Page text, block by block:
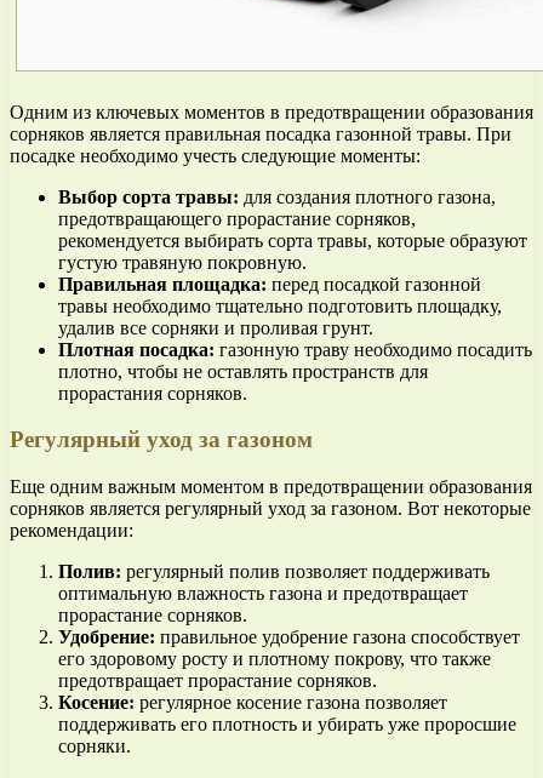
Одним из ключевых моментов в предотвращении образования
сорняков является правильная посадка газонной травы. При
посадке необходимо учесть следующие моменты:
Выбор сорта травы: для создания плотного газона,
предотвращающего прорастание сорняков,
рекомендуется выбирать сорта травы, которые образуют
густую травяную покровную.
Правильная площадка: перед посадкой газонной
травы необходимо тщательно подготовить площадку,
удалив все сорняки и проливая грунт.
Плотная посадка: газонную траву необходимо посадить
плотно, чтобы не оставлять пространств для
прорастания сорняков.
Регулярный уход за газоном
Еще одним важным моментом в предотвращении образования
сорняков является регулярный уход за газоном. Вот некоторые
рекомендации:
Полив: регулярный полив позволяет поддерживать
оптимальную влажность газона и предотвращает
прорастание сорняков.
Удобрение: правильное удобрение газона способствует
его здоровому росту и плотному покрову, что также
предотвращает прорастание сорняков.
Косение: регулярное косение газона позволяет
поддерживать его плотность и убирать уже проросшие
сорняки.